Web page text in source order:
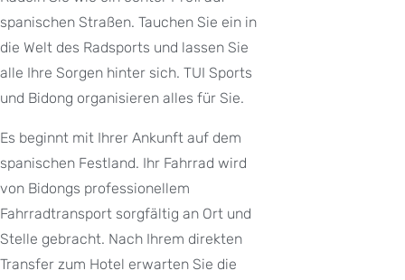
spanischen Straßen. Tauchen Sie ein in
die Welt des Radsports und lassen Sie
alle Ihre Sorgen hinter sich. TUI Sports
und Bidong organisieren alles für Sie.
Es beginnt mit Ihrer Ankunft auf dem
spanischen Festland. Ihr Fahrrad wird
von Bidongs professionellem
Fahrradtransport sorgfältig an Ort und
Stelle gebracht. Nach Ihrem direkten
Transfer zum Hotel erwarten Sie die